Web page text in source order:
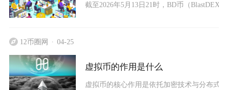
截至2026年5月13日21时，BD币（BlastDEX
12币圈网 04-25
虚拟币的作用是什么
虚拟币的核心作用是依托加密技术与分布式